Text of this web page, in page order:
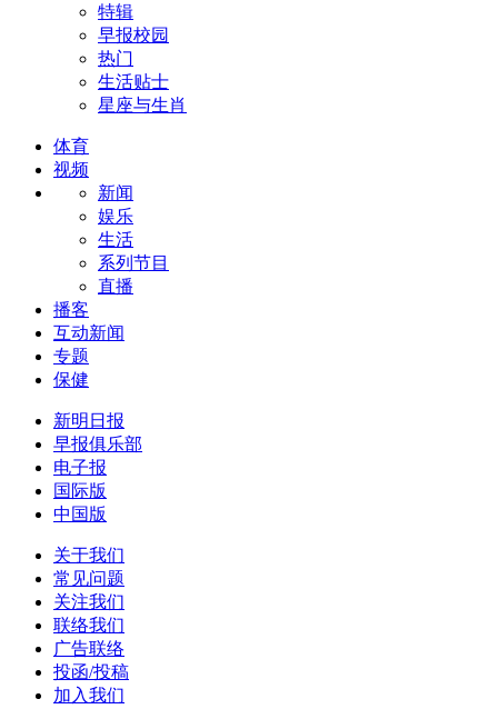
特辑
早报校园
热门
生活贴士
星座与生肖
体育
视频
新闻
娱乐
生活
系列节目
直播
播客
互动新闻
专题
保健
新明日报
早报俱乐部
电子报
国际版
中国版
关于我们
常见问题
关注我们
联络我们
广告联络
投函/投稿
加入我们